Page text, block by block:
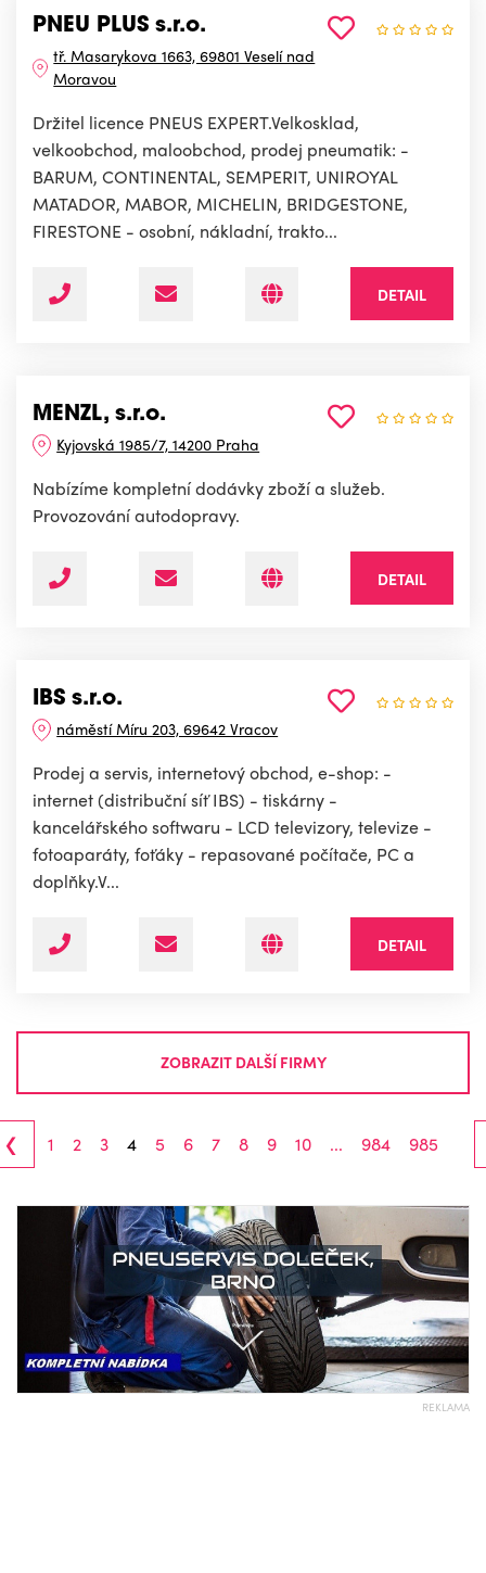
PNEU PLUS s.r.o.
tř. Masarykova 1663, 69801 Veselí nad
Moravou
Držitel licence PNEUS EXPERT.Velkosklad,
velkoobchod, maloobchod, prodej pneumatik: -
BARUM, CONTINENTAL, SEMPERIT, UNIROYAL
MATADOR, MABOR, MICHELIN, BRIDGESTONE,
FIRESTONE - osobní, nákladní, trakto...
DETAIL
MENZL, s.r.o.
Kyjovská 1985/7, 14200 Praha
Nabízíme kompletní dodávky zboží a služeb.
Provozování autodopravy.
DETAIL
IBS s.r.o.
náměstí Míru 203, 69642 Vracov
Prodej a servis, internetový obchod, e-shop: -
internet (distribuční síť IBS) - tiskárny -
kancelářského softwaru - LCD televizory, televize -
fotoaparáty, foťáky - repasované počítače, PC a
doplňky.V...
DETAIL
ZOBRAZIT DALŠÍ FIRMY
‹ 1 2 3 4 5 6 7 8 9 10 ... 984 985
REKLAMA